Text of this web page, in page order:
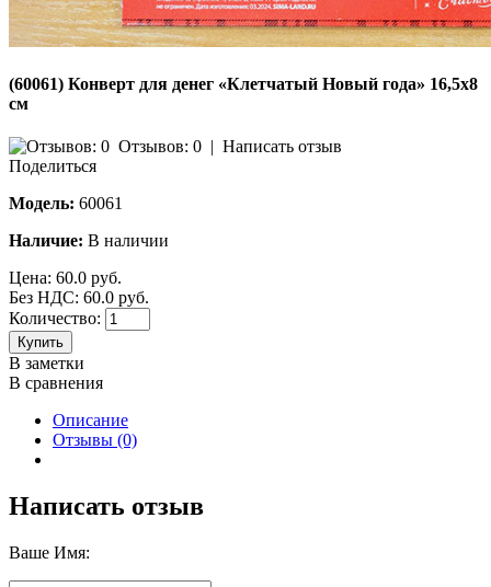
(60061) Конверт для денег «Клетчатый Новый года» 16,5х8
см
Отзывов: 0 | Написать отзыв
Поделиться
Модель: 60061
Наличие: В наличии
Цена: 60.0 руб.
Без НДС: 60.0 руб.
Количество:
Купить
В заметки
В сравнения
Описание
Отзывы (0)
Написать отзыв
Ваше Имя: